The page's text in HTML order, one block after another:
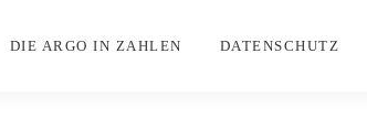
DIE ARGO IN ZAHLEN DATENSCHUTZ